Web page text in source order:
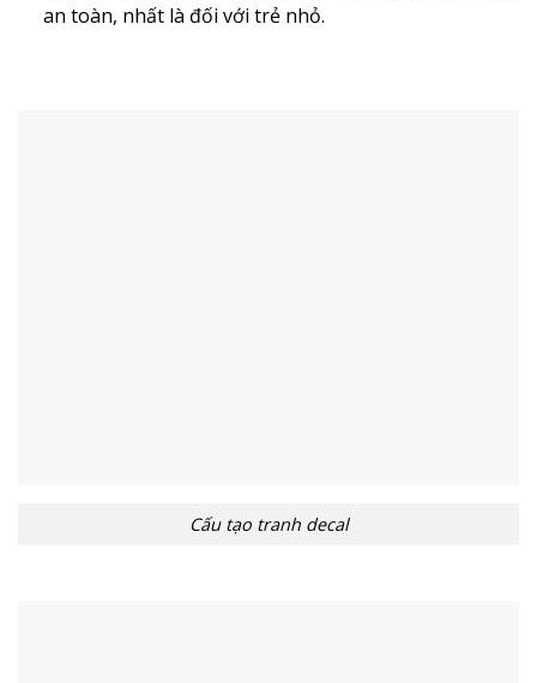
an toàn, nhất là đối với trẻ nhỏ.
Cấu tạo tranh decal